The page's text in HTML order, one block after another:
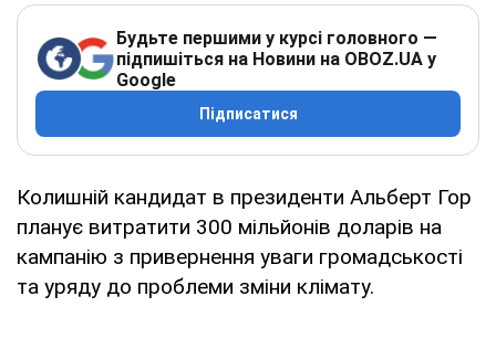
Будьте першими у курсі головного —
підпишіться на Новини на OBOZ.UA у
Google
Підписатися
Колишній кандидат в президенти Альберт Гор
планує витратити 300 мільйонів доларів на
кампанію з привернення уваги громадськості
та уряду до проблеми зміни клімату.